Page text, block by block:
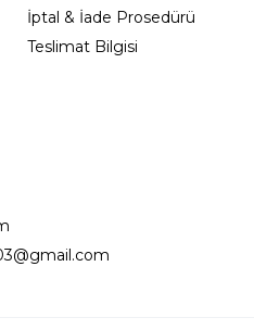
İptal & İade Prosedürü
Teslimat Bilgisi